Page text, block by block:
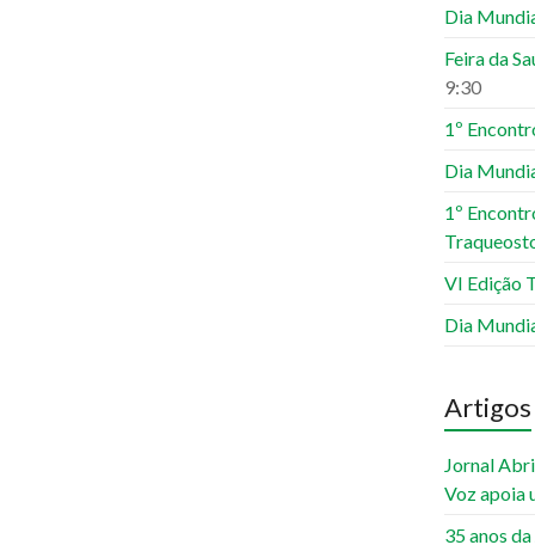
Dia
Feira da
9:30
1º
Dia
1º
VI Edição
Dia
Artigos
Jornal
Voz apoia
35 anos